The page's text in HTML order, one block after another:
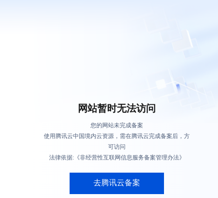
网站暂时无法访问
您的网站未完成备案
使用腾讯云中国境内云资源，需在腾讯云完成备案后，方
可访问
法律依据:《非经营性互联网信息服务备案管理办法》
去腾讯云备案